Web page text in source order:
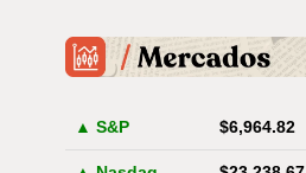
▲ S&P $6,964.82